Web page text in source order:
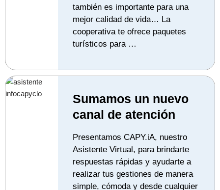
también es importante para una
mejor calidad de vida… La
cooperativa te ofrece paquetes
turísticos para …
Sumamos un nuevo
canal de atención
Presentamos CAPY.iA, nuestro
Asistente Virtual, para brindarte
respuestas rápidas y ayudarte a
realizar tus gestiones de manera
simple, cómoda y desde cualquier